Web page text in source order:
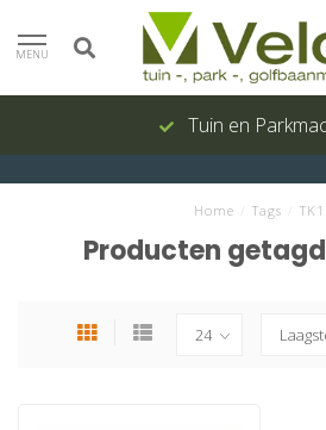
MENU
Tuin en
Home Tags
Producten getagd